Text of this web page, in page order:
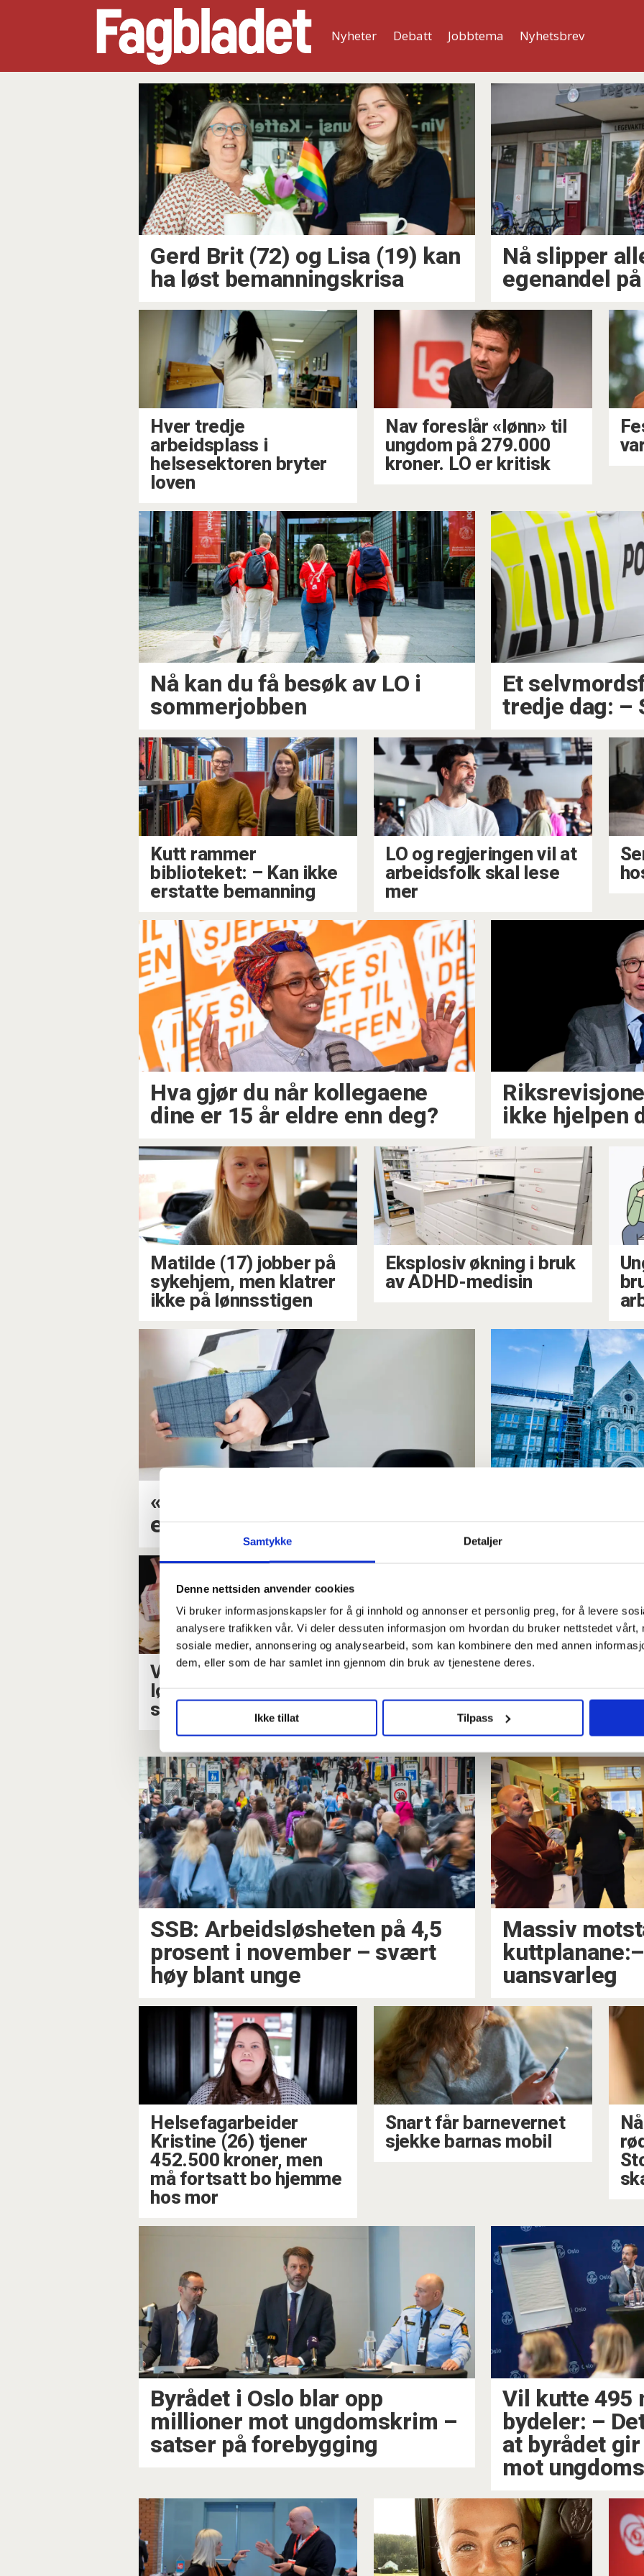
Samtykke Detaljer
Denne nettsiden anvender cookies
Vi bruker informasjonskapsler for å gi innhold og annonser et personlig preg, for å levere
analysere trafikken vår. Vi deler dessuten informasjon om hvordan du bruker nettstedet vårt,
sosiale medier, annonsering og analysearbeid, som kan kombinere den med annen
dem, eller som de har samlet inn gjennom din bruk av tjenestene deres.
Ikke tillat Tilpass
Nyheter Debatt Jobbtema Nyhetsbrev
Gerd Brit (72) og Lisa (19) kan
ha løst bemanningskrisa
Nå slipper
egenandel
Hver tredje
arbeidsplass i
helsesektoren bryter
loven
Nav foreslår «lønn» til
ungdom på 279.000
kroner. LO er kritisk
Nå kan du få besøk av LO i
sommerjobben
Et
tredje dag:
Kutt rammer
biblioteket: – Kan ikke
erstatte bemanning
LO og regjeringen vil at
arbeidsfolk skal lese
mer
Hva gjør du når kollegaene
dine er 15 år eldre enn deg?
ikke hjelpen
Matilde (17) jobber på
sykehjem, men klatrer
ikke på lønnsstigen
Eksplosiv økning i bruk
av ADHD-medisin
«Det må rett og slett bli
enklere å si opp folk»
Vil gi unge raskere
lønnshopp hvis de
starter å jobbe tidlig
Politikarane høyrde
No forsvinn
arbeidstilbodet
SSB: Arbeidsløsheten på 4,5
prosent i november – svært
høy blant unge
Massiv
uansvarleg
Helsefagarbeider
Kristine (26) tjener
452.500 kroner, men
må fortsatt bo hjemme
hos mor
Snart får barnevernet
sjekke barnas mobil
Byrådet i Oslo blar opp
millioner mot ungdomskrim –
satser på forebygging
Vil kutte 495
bydeler: –
at byrådet
mot